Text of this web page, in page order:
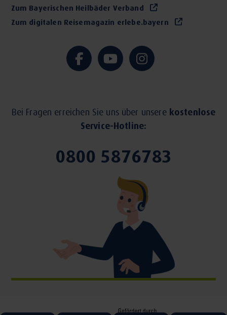
Zum Bayerischen Heilbäder Verband
Zum digitalen Reisemagazin erlebe.bayern
Bei Fragen erreichen Sie uns über unsere kostenlose
Service-Hotline:
0800 5876783